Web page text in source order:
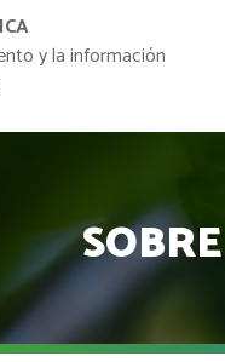
y la información